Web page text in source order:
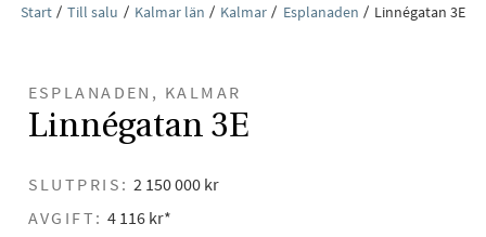
Start Till salu Kalmar län Kalmar Esplanaden Linnégatan 3E
ESPLANADEN, KALMAR
Linnégatan 3E
SLUTPRIS: 2 150 000 kr
AVGIFT: 4 116 kr*